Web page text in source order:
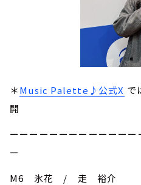
＊Music Palette♪公式X で
開
ーーーーーーーーーーーー
ー
M6 氷花 / 走 裕介